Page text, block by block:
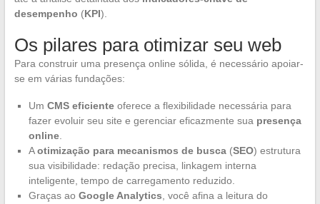
desempenho (KPI).
Os pilares para otimizar seu web
Para construir uma presença online sólida, é necessário apoiar-
se em várias fundações:
Um CMS eficienteoferece a flexibilidade necessária para
fazer evoluir seu site e gerenciar eficazmente sua presença
online.
Aotimização para mecanismos de busca(SEO) estrutura
sua visibilidade: redação precisa, linkagem interna
inteligente, tempo de carregamento reduzido.
Graças ao Google Analytics , você afina a leitura do